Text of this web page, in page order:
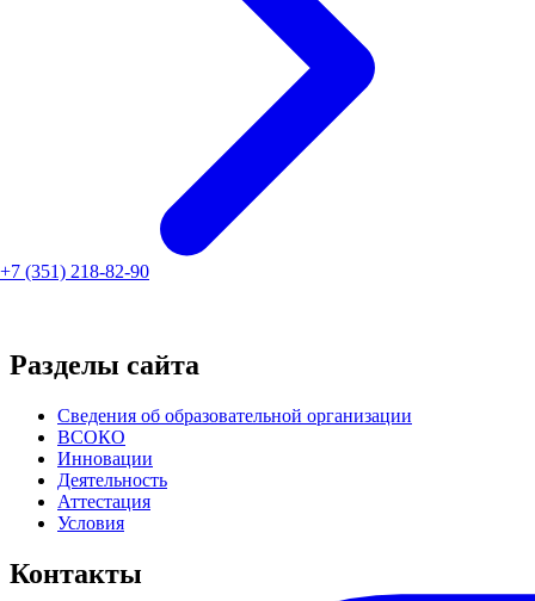
+7 (351) 218-82-90
Разделы сайта
Сведения об образовательной организации
ВСОКО
Инновации
Деятельность
Аттестация
Условия
Контакты